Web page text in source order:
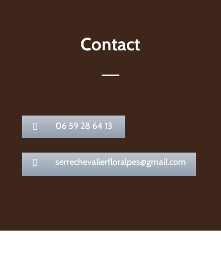
Contact
 06 59 28 64 13
 serrechevalierfloralpes@gmail.com